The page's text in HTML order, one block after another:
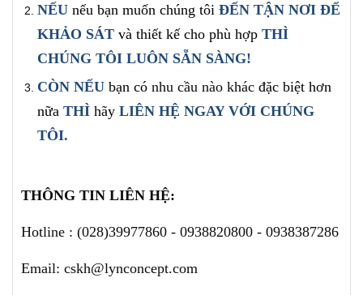
NẾU nếu bạn muốn chúng tôi ĐẾN TẬN NƠI ĐỂ
KHẢO SÁT và thiết kế cho phù hợp THÌ
CHÚNG TÔI LUÔN SẴN SÀNG!
CÒN NẾU bạn có nhu cầu nào khác đặc biệt hơn
nữa THÌ hãy LIÊN HỆ NGAY VỚI CHÚNG
TÔI.
THÔNG TIN LIÊN HỆ:
Hotline : (028)39977860 - 0938820800 - 0938387286
Email: cskh@lynconcept.com